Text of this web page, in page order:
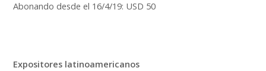
Abonando desde el 16/4/19: USD 50
Expositores latinoamericanos